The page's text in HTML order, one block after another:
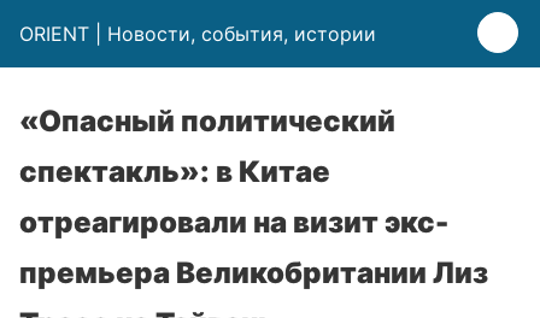
ORIENT | Новости, события, истории
«Опасный политический
спектакль»: в Китае
отреагировали на визит экс-
премьера Великобритании Лиз